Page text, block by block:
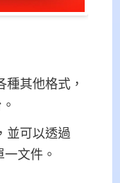
種其他格式，
並可以透過​​
文件。